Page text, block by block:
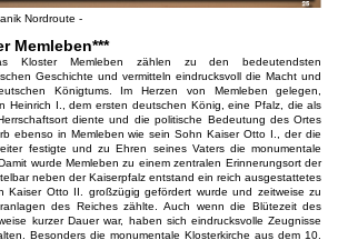
Nordroute -
Memleben***
Kloster Memleben zählen zu den bedeutendsten
Geschichte und vermitteln eindrucksvoll die Macht und
Königtums. Im Herzen von Memleben gelegen,
Heinrich I., dem ersten deutschen König, eine Pfalz, die als
diente und die politische Bedeutung des Ortes
ebenso in Memleben wie sein Sohn Kaiser Otto I., der die
festigte und zu Ehren seines Vaters die monumentale
wurde Memleben zu einem zentralen Erinnerungsort der
neben der Kaiserpfalz entstand ein reich ausgestattetes
Kaiser Otto II. großzügig gefördert wurde und zeitweise zu
des Reiches zählte. Auch wenn die Blütezeit des
kurzer Dauer war, haben sich eindrucksvolle Zeugnisse
Besonders die monumentale Klosterkirche aus dem 10.